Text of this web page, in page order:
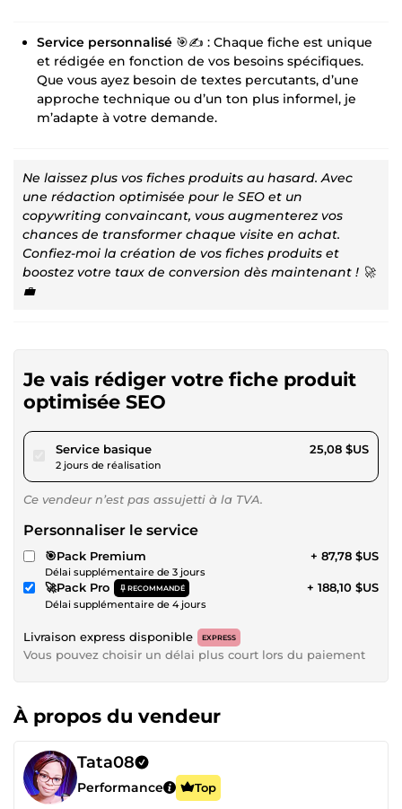
Service personnalisé 🎯✍️ : Chaque fiche est unique
et rédigée en fonction de vos besoins spécifiques.
Que vous ayez besoin de textes percutants, d’une
approche technique ou d’un ton plus informel, je
m’adapte à votre demande.
Ne laissez plus vos fiches produits au hasard. Avec
une rédaction optimisée pour le SEO et un
copywriting convaincant, vous augmenterez vos
chances de transformer chaque visite en achat.
Confiez-moi la création de vos fiches produits et
boostez votre taux de conversion dès maintenant ! 🚀
💼
Je vais rédiger votre fiche produit
optimisée SEO
Service basiquepour 23,11 $US
2 jours de réalisation
25,08 $US
Ce vendeur n’est pas assujetti à la TVA.
Personnaliser le service
🎯Pack Premium
Délai supplémentaire de 3 jours
+ 87,78 $US
🚀Pack Pro RECOMMANDÉ
Délai supplémentaire de 4 jours
+ 188,10 $US
Livraison express disponible EXPRESS
Vous pouvez choisir un délai plus court lors du paiement
À propos du vendeur
Tata08
Performance Top